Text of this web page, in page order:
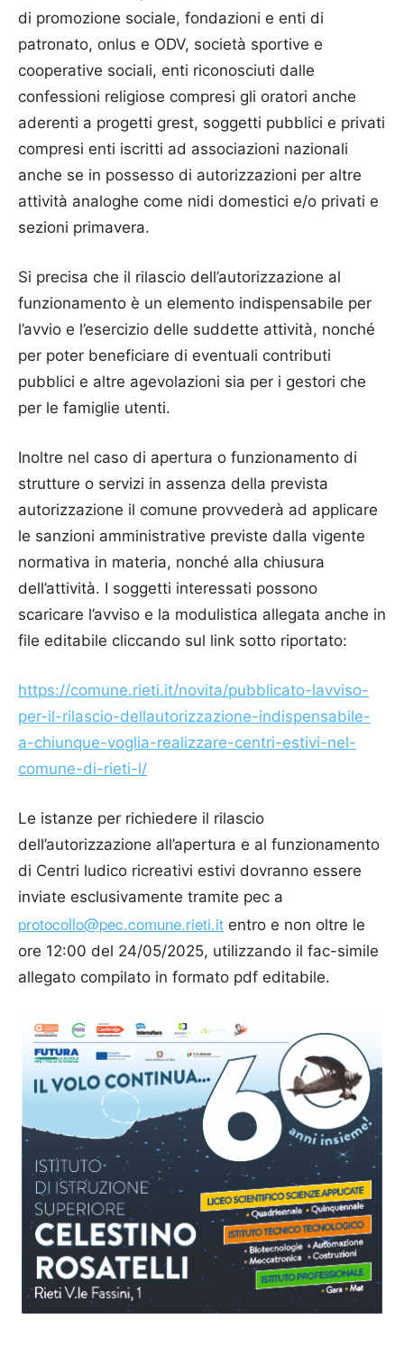
di promozione sociale, fondazioni e enti di
patronato, onlus e ODV, società sportive e
cooperative sociali, enti riconosciuti dalle
confessioni religiose compresi gli oratori anche
aderenti a progetti grest, soggetti pubblici e privati
compresi enti iscritti ad associazioni nazionali
anche se in possesso di autorizzazioni per altre
attività analoghe come nidi domestici e/o privati e
sezioni primavera.
Si precisa che il rilascio dell’autorizzazione al
funzionamento è un elemento indispensabile per
l’avvio e l’esercizio delle suddette attività, nonché
per poter beneficiare di eventuali contributi
pubblici e altre agevolazioni sia per i gestori che
per le famiglie utenti.
Inoltre nel caso di apertura o funzionamento di
strutture o servizi in assenza della prevista
autorizzazione il comune provvederà ad applicare
le sanzioni amministrative previste dalla vigente
normativa in materia, nonché alla chiusura
dell’attività. I soggetti interessati possono
scaricare l’avviso e la modulistica allegata anche in
file editabile cliccando sul link sotto riportato:
https://comune.rieti.it/novita/pubblicato-lavviso-
per-il-rilascio-dellautorizzazione-indispensabile-
a-chiunque-voglia-realizzare-centri-estivi-nel-
comune-di-rieti-l/
Le istanze per richiedere il rilascio
dell’autorizzazione all’apertura e al funzionamento
di Centri ludico ricreativi estivi dovranno essere
inviate esclusivamente tramite pec a
protocollo@pec.comune.rieti.it entro e non oltre le
ore 12:00 del 24/05/2025, utilizzando il fac-simile
allegato compilato in formato pdf editabile.